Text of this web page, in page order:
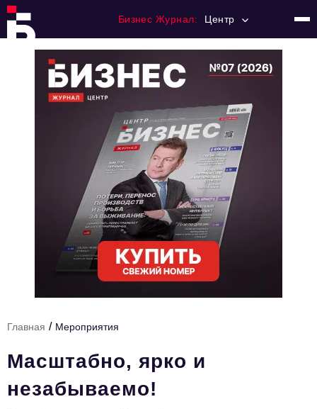
Бизнес Журнал: Центр
Регулирование
Премия "Тульский Бизнес"
История тульского предпринимательства
Тема номера
HR
Главная / Мероприятия
Масштабно, ярко и
незабываемо!